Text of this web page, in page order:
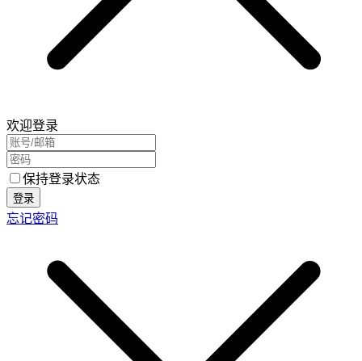
欢迎登录
保持登录状态
登录
忘记密码